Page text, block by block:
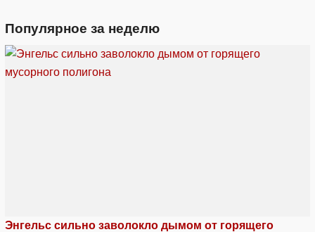
Популярное за неделю
Энгельс сильно заволокло дымом от горящего